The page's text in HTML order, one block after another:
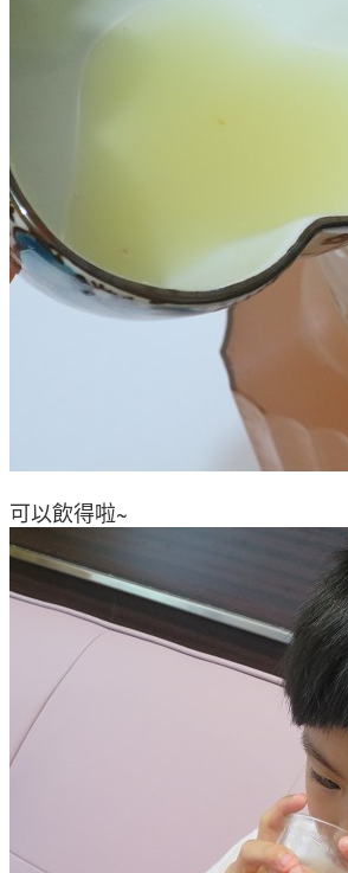
可以飲得啦~